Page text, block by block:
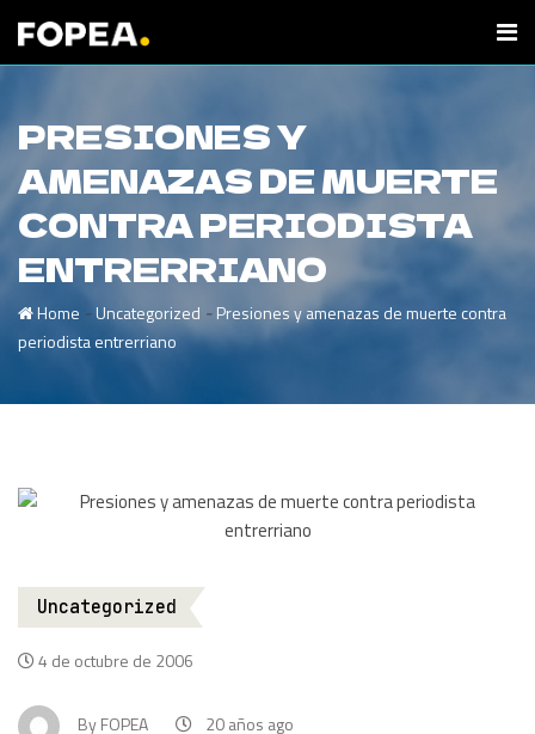
PRESIONES Y
AMENAZAS DE MUERTE
CONTRA PERIODISTA
ENTRERRIANO
Home -Uncategorized -Presiones y amenazas de muerte contra
periodista entrerriano
Uncategorized
4 de octubre de 2006
ByFOPEA
20 años ago